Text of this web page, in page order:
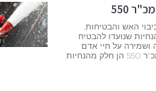
550
האש והבטיחות,
שנועדו להבטיח
ושמירה על חיי אדם
ורכוש. הוראות מכ"ר 550 הן חלק מהנחיות